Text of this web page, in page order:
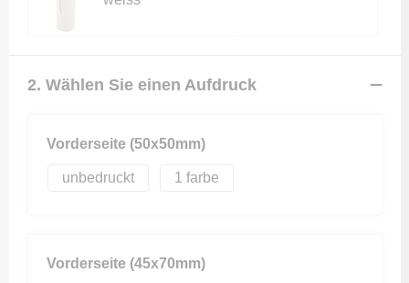
2. Wählen Sie einen Aufdruck
Vorderseite (50x50mm)
unbedruckt 1
Vorderseite (45x70mm)